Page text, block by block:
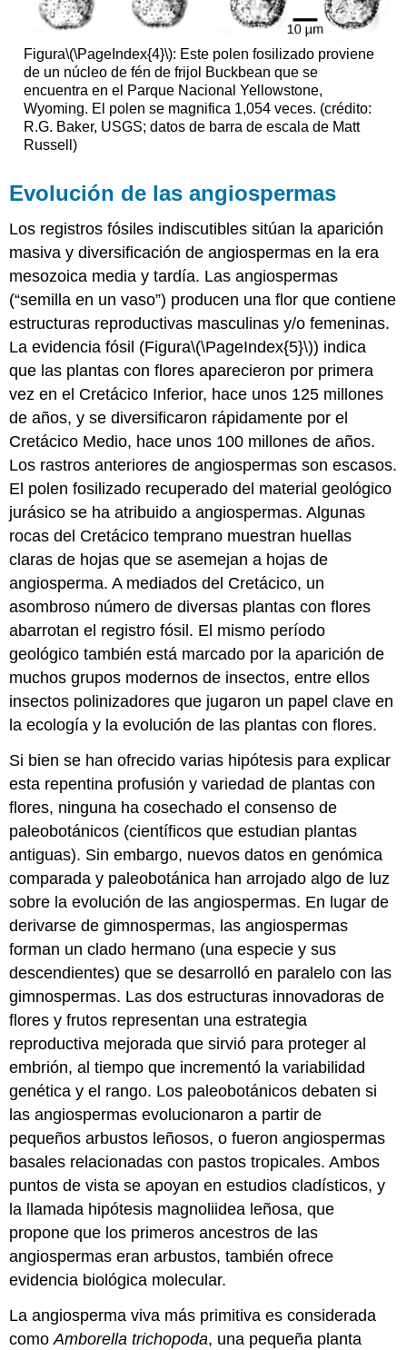
Figura\(\PageIndex{4}\): Este polen fosilizado proviene
de un núcleo de fén de frijol Buckbean que se
encuentra en el Parque Nacional Yellowstone,
Wyoming. El polen se magnifica 1,054 veces. (crédito:
R.G. Baker, USGS; datos de barra de escala de Matt
Russell)
Evolución de las angiospermas
Los registros fósiles indiscutibles sitúan la aparición
masiva y diversificación de angiospermas en la era
mesozoica media y tardía. Las angiospermas
(“semilla en un vaso”) producen una flor que contiene
estructuras reproductivas masculinas y/o femeninas.
La evidencia fósil (Figura\(\PageIndex{5}\)) indica
que las plantas con flores aparecieron por primera
vez en el Cretácico Inferior, hace unos 125 millones
de años, y se diversificaron rápidamente por el
Cretácico Medio, hace unos 100 millones de años.
Los rastros anteriores de angiospermas son escasos.
El polen fosilizado recuperado del material geológico
jurásico se ha atribuido a angiospermas. Algunas
rocas del Cretácico temprano muestran huellas
claras de hojas que se asemejan a hojas de
angiosperma. A mediados del Cretácico, un
asombroso número de diversas plantas con flores
abarrotan el registro fósil. El mismo período
geológico también está marcado por la aparición de
muchos grupos modernos de insectos, entre ellos
insectos polinizadores que jugaron un papel clave en
la ecología y la evolución de las plantas con flores.
Si bien se han ofrecido varias hipótesis para explicar
esta repentina profusión y variedad de plantas con
flores, ninguna ha cosechado el consenso de
paleobotánicos (científicos que estudian plantas
antiguas). Sin embargo, nuevos datos en genómica
comparada y paleobotánica han arrojado algo de luz
sobre la evolución de las angiospermas. En lugar de
derivarse de gimnospermas, las angiospermas
forman un clado hermano (una especie y sus
descendientes) que se desarrolló en paralelo con las
gimnospermas. Las dos estructuras innovadoras de
flores y frutos representan una estrategia
reproductiva mejorada que sirvió para proteger al
embrión, al tiempo que incrementó la variabilidad
genética y el rango. Los paleobotánicos debaten si
las angiospermas evolucionaron a partir de
pequeños arbustos leñosos, o fueron angiospermas
basales relacionadas con pastos tropicales. Ambos
puntos de vista se apoyan en estudios cladísticos, y
la llamada hipótesis magnoliidea leñosa, que
propone que los primeros ancestros de las
angiospermas eran arbustos, también ofrece
evidencia biológica molecular.
La angiosperma viva más primitiva es considerada
comoAmborella trichopoda, una pequeña planta